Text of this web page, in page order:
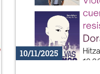
10/11/2025